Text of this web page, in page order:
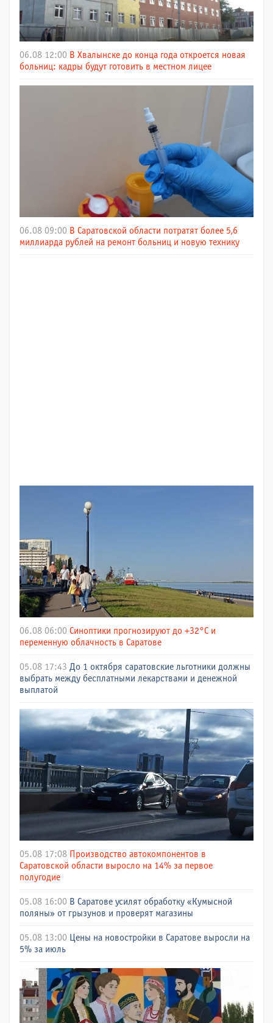
06.08 12:00 В Хвалынске до конца года откроется новая
больниц: кадры будут готовить в местном лицее
06.08 09:00 В Саратовской области потратят более 5,6
миллиарда рублей на ремонт больниц и новую технику
06.08 06:00 Синоптики прогнозируют до +32°C и
переменную облачность в Саратове
05.08 17:43 До 1 октября саратовские льготники должны
выбрать между бесплатными лекарствами и денежной
выплатой
05.08 17:08 Производство автокомпонентов в
Саратовской области выросло на 14% за первое
полугодие
05.08 16:00 В Саратове усилят обработку «Кумысной
поляны» от грызунов и проверят магазины
05.08 13:00 Цены на новостройки в Саратове выросли на
5% за июль